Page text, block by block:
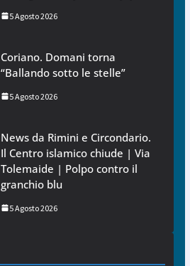
5 Agosto 2026
Coriano. Domani torna
“Ballando sotto le stelle”
5 Agosto 2026
News da Rimini e Circondario.
Il Centro islamico chiude | Via
Tolemaide | Polpo contro il
granchio blu
5 Agosto 2026